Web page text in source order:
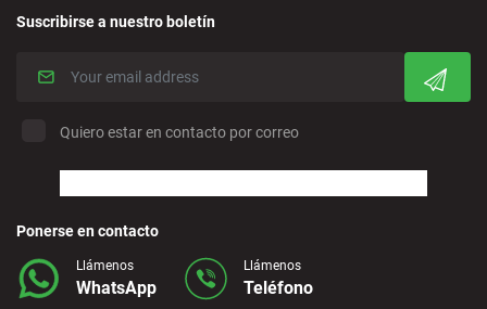
Marbella - Estepona
Finestrat - Playa
Fuerteventura - Aeropuerto
Suscribirse a nuestro boletín
Quiero estar en contacto por correo
Ponerse en contacto
Llámenos
WhatsApp
Llámenos
Teléfono